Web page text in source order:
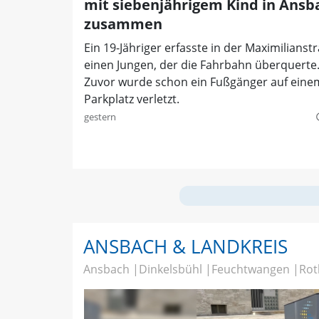
mit siebenjährigem Kind in
zusammen
Ein 19-Jähriger erfasste in der
einen Jungen, der die Fahrbahn überquerte.
Zuvor wurde schon ein Fußgänger auf
Parkplatz verletzt.
gestern
ANSBACH & LANDKREIS
Ansbach Dinkelsbühl Feuchtwangen